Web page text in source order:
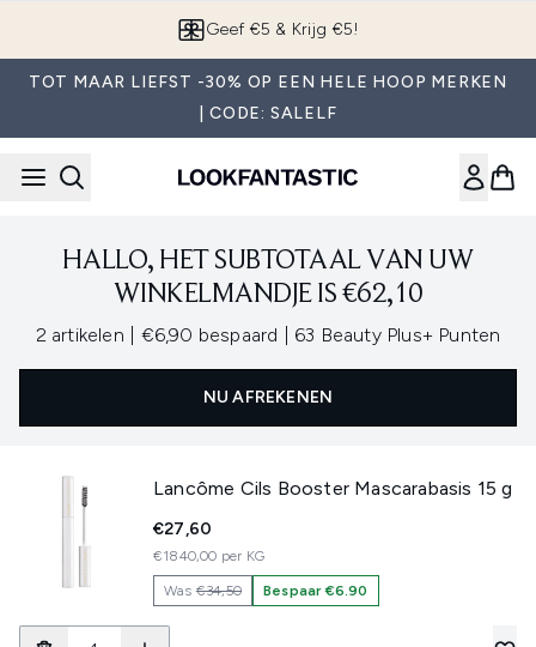
Geef €5 & Krijg €5!
TOT MAAR LIEFST -30% OP EEN HELE HOOP MERKEN
| CODE: SALELF
HALLO, HET SUBTOTAAL VAN UW
WINKELMANDJE IS €62,10
2 artikelen , €6,90 bespaard 63 Beauty Plus+ Punten
NU AFREKENEN
Lancôme Cils Booster Mascarabasis 15 g
€27,60
€1840,00 per KG
Was€34,50 Bespaar €6.90